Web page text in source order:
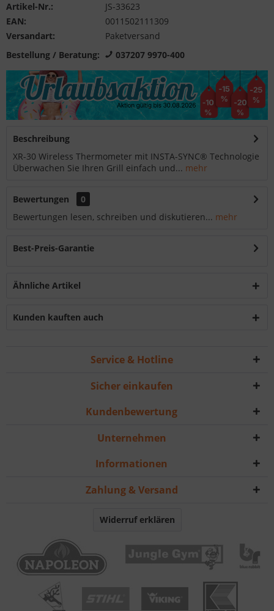
Artikel-Nr.:
JS-33623
EAN:
0011502111309
Versandart:
Paketversand
Bestellung / Beratung:
037207 9970-400
Beschreibung
XR-30 Wireless Thermometer mit INSTA-SYNC® Technologie
Überwachen Sie Ihren Grill einfach und... mehr
Bewertungen
0
Bewertungen lesen, schreiben und diskutieren... mehr
Best-Preis-Garantie
Ähnliche Artikel
Kunden kauften auch
Service & Hotline
Sicher einkaufen
Kundenbewertung
Unternehmen
Informationen
Zahlung & Versand
Widerruf erklären